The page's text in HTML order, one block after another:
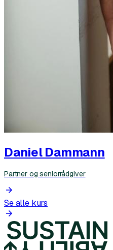
Daniel Dammann
Partner og seniorrådgiver
Se alle kurs